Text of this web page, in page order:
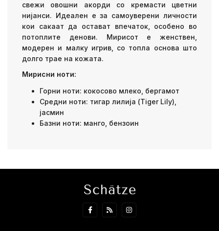
свежи овошни акорди со кремасти цветни
нијанси. Идеален е за самоуверени личности
кои сакаат да остават впечаток, особено во
потоплите денови. Мирисот е женствен,
модерен и малку игрив, со топла основа што
долго трае на кожата.
Мирисни ноти:
Горни ноти: кокосово млеко, бергамот
Средни ноти: тигар лилија (Tiger Lily),
јасмин
Базни ноти: манго, бензоин